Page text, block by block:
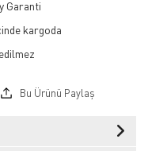
Garanti
kargoda
Bu Ürünü Paylaş